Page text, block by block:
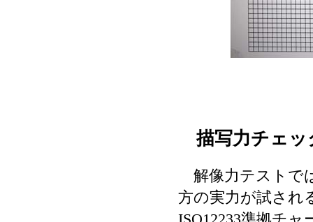
描写力チェッ
解像力テストで
方の実力が試され